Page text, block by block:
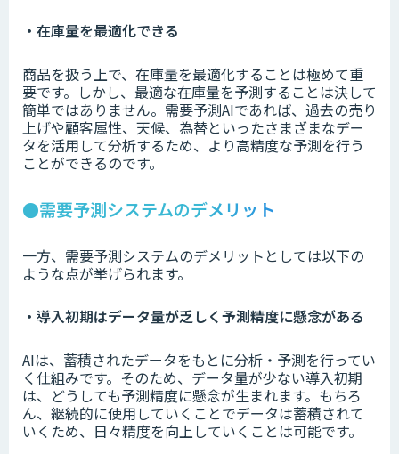
・在庫量を最適化できる
商品を扱う上で、在庫量を最適化することは極めて重
要です。しかし、最適な在庫量を予測することは決して
簡単ではありません。需要予測AIであれば、過去の売り
上げや顧客属性、天候、為替といったさまざまなデー
タを活用して分析するため、より高精度な予測を行う
ことができるのです。
●需要予測システムのデメリット
一方、需要予測システムのデメリットとしては以下の
ような点が挙げられます。
・導入初期はデータ量が乏しく予測精度に懸念がある
AIは、蓄積されたデータをもとに分析・予測を行ってい
く仕組みです。そのため、データ量が少ない導入初期
は、どうしても予測精度に懸念が生まれます。もちろ
ん、継続的に使用していくことでデータは蓄積されて
いくため、日々精度を向上していくことは可能です。